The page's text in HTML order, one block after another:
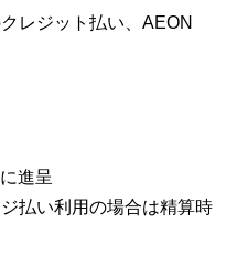
レジット払い、AEON
進呈
払い利用の場合は精算時